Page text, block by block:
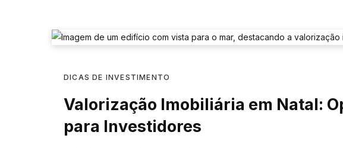
DICAS DE INVESTIMENTO
Valorização Imobiliária em Natal:
para Investidores